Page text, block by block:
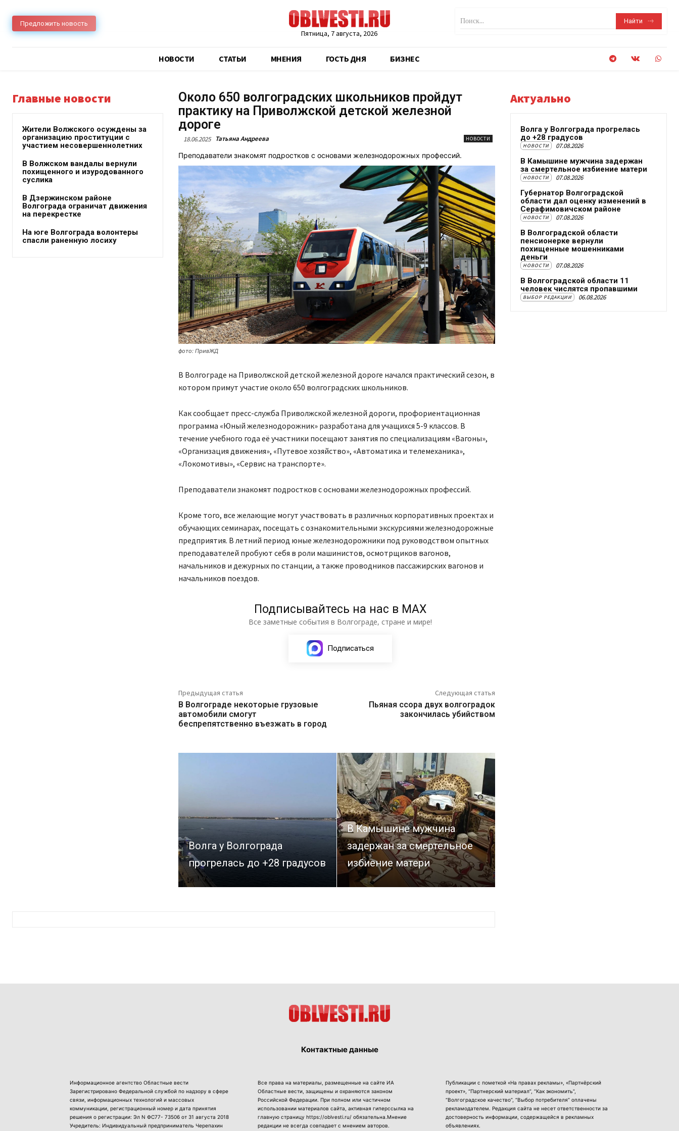
Предложить новость
Пятница, 7 августа, 2026
Поиск... Найти
НОВОСТИ CТАТЬИ МНЕНИЯ ГОСТЬ ДНЯ БИЗНЕС
Главные новости
Жители Волжского осуждены за
организацию проституции с
участием несовершеннолетних
В Волжском вандалы вернули
похищенного и изуродованного
суслика
В Дзержинском районе
Волгограда ограничат движения
на перекрестке
На юге Волгограда волонтеры
спасли раненную лосиху
Около 650 волгоградских школьников пройдут
практику на Приволжской детской железной
дороге
18.06.2025 Татьяна Андреева НОВОСТИ
Преподаватели знакомят подростков с основами железнодорожных профессий.
фото: ПривЖД
В Волгограде на Приволжской детской железной дороге начался практический сезон, в
котором примут участие около 650 волгоградских школьников.
Как сообщает пресс-служба Приволжской железной дороги, профориентационная
программа «Юный железнодорожник» разработана для учащихся 5-9 классов. В
течение учебного года её участники посещают занятия по специализациям «Вагоны»,
«Организация движения», «Путевое хозяйство», «Автоматика и телемеханика»,
«Локомотивы», «Сервис на транспорте».
Преподаватели знакомят подростков с основами железнодорожных профессий.
Кроме того, все желающие могут участвовать в различных корпоративных проектах и
обучающих семинарах, посещать с ознакомительными экскурсиями железнодорожные
предприятия. В летний период юные железнодорожники под руководством опытных
преподавателей пробуют себя в роли машинистов, осмотрщиков вагонов,
начальников и дежурных по станции, а также проводников пассажирских вагонов и
начальников поездов.
Подписывайтесь на нас в МАХ
Все заметные события в Волгограде, стране и мире!
Подписаться
Предыдущая статья
В Волгограде некоторые грузовые
автомобили смогут
беспрепятственно въезжать в город
Следующая статья
Пьяная ссора двух волгоградок
закончилась убийством
Волга у Волгограда
прогрелась до +28 градусов
В Камышине мужчина
задержан за смертельное
избиение матери
Актуально
Волга у Волгограда прогрелась
до +28 градусов
НОВОСТИ 07.08.2026
В Камышине мужчина задержан
за смертельное избиение матери
НОВОСТИ 07.08.2026
Губернатор Волгоградской
области дал оценку изменений в
Серафимовичском районе
НОВОСТИ 07.08.2026
В Волгоградской области
пенсионерке вернули
похищенные мошенниками
деньги
НОВОСТИ 07.08.2026
В Волгоградской области 11
человек числятся пропавшими
ВЫБОР РЕДАКЦИИ 06.08.2026
Контактные данные
Информационное агентство Областные вести
Зарегистрировано Федеральной службой по надзору в сфере
связи, информационных технологий и массовых
коммуникации, регистрационный номер и дата принятия
решения о регистрации: Эл N ФС77- 73506 от 31 августа 2018
Учредитель: Индивидуальный предприниматель Черепахин
Все права на материалы, размещенные на сайте ИА
Областные вести, защищены и охраняются законом
Российской Федерации. При полном или частичном
использовании материалов сайта, активная гиперссылка на
главную страницу https://oblvesti.ru/ обязательна.Мнение
редакции не всегда совпадает с мнением авторов.
Публикации с пометкой «На правах рекламы», «Партнёрский
проект», “Партнерский материал”, “Как экономить”,
“Волгоградское качество”, “Выбор потребителя” оплачены
рекламодателем. Редакция сайта не несет ответственности за
достоверность информации, содержащейся в рекламных
объявлениях.